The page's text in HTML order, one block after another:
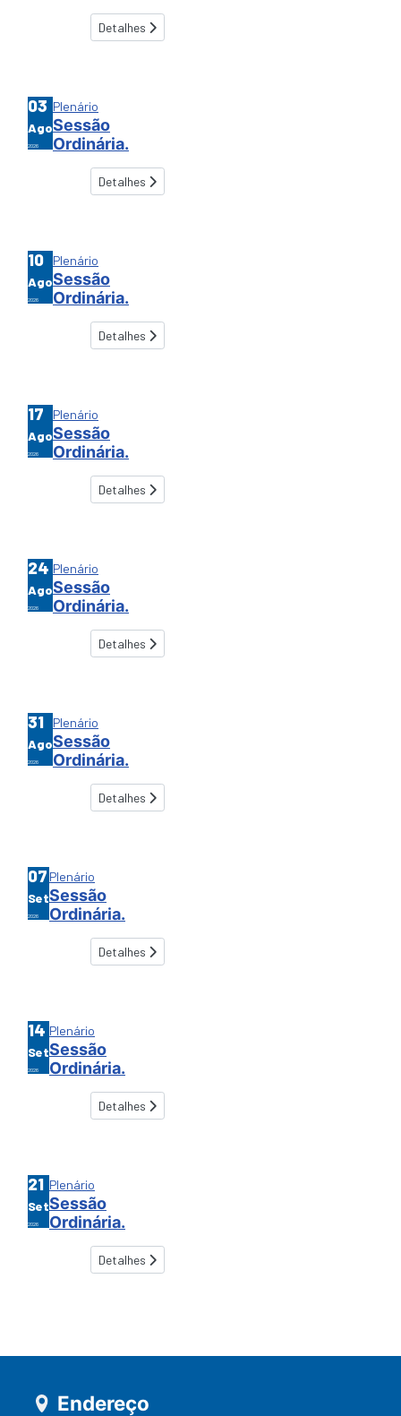
Detalhes
03
Ago
2026
Plenário
Sessão
Ordinária.
Detalhes
10
Ago
2026
Plenário
Sessão
Ordinária.
Detalhes
17
Ago
2026
Plenário
Sessão
Ordinária.
Detalhes
24
Ago
2026
Plenário
Sessão
Ordinária.
Detalhes
31
Ago
2026
Plenário
Sessão
Ordinária.
Detalhes
07
Set
2026
Plenário
Sessão
Ordinária.
Detalhes
14
Set
2026
Plenário
Sessão
Ordinária.
Detalhes
21
Set
2026
Plenário
Sessão
Ordinária.
Detalhes
Endereço